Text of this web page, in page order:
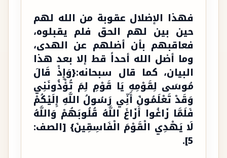
فهذا الإضلال عقوبة من الله لهم
حين بين لهم الحق فلم يقبلوه،
فعاقبهم بأن أضلهم عن الهدى،
وما أضل الله أحداً قط إلا بعد هذا
البيان، كما قال سبحانه:{وَإِذْ قَالَ
مُوسَى لِقَوْمِهِ يَا قَوْمِ لِمَ تُؤْذُونَنِي
وَقَدْ تَعْلَمُونَ أَنِّي رَسُولُ اللَّهِ إِلَيْكُمْ
فَلَمَّا زَاغُوا أَزَاغَ اللَّهُ قُلُوبَهُمْ وَاللَّهُ
لَا يَهْدِي الْقَوْمَ الْفَاسِقِينَ} [الصف:
5].